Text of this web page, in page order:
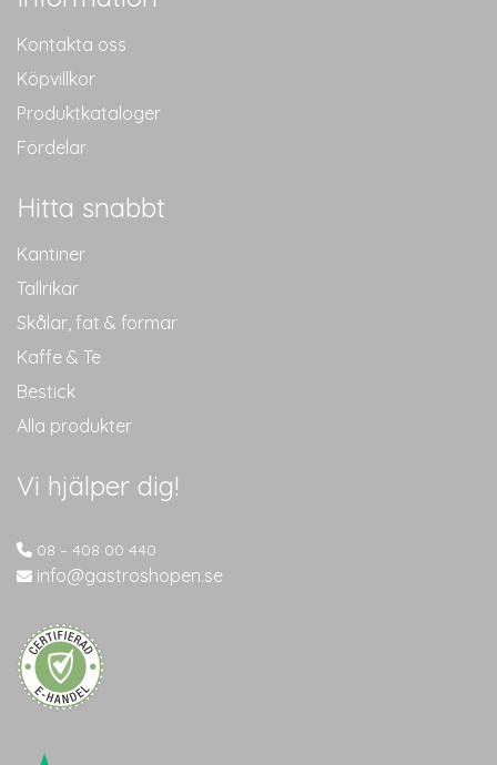
Kontakta oss
Köpvillkor
Produktkataloger
Fördelar
Hitta snabbt
Kantiner
Tallrikar
Skålar, fat & formar
Kaffe & Te
Bestick
Alla produkter
Vi hjälper dig!
08 – 408 00 440
info@gastroshopen.se